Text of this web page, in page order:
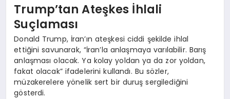
Trump’tan Ateşkes İhlali
Suçlaması
Donald Trump, İran’ın ateşkesi ciddi şekilde ihlal
ettiğini savunarak, “İran’la anlaşmaya varılabilir. Barış
anlaşması olacak. Ya kolay yoldan ya da zor yoldan,
fakat olacak” ifadelerini kullandı. Bu sözler,
müzakerelere yönelik sert bir duruş sergilediğini
gösterdi.